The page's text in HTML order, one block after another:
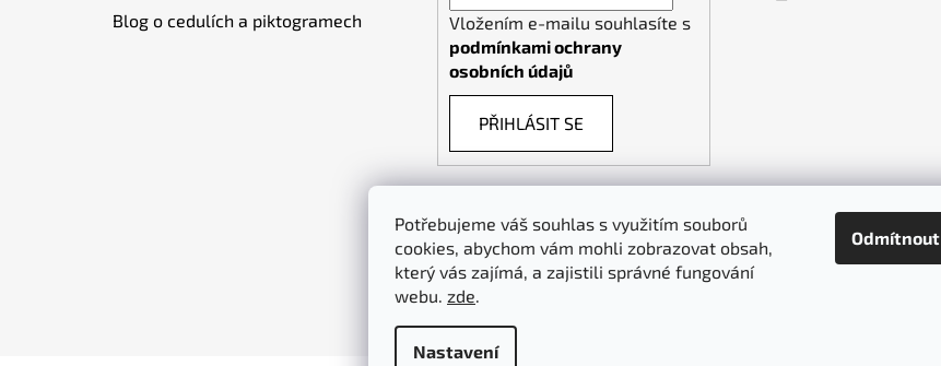
Potřebujeme váš souhlas s využitím souborů
cookies, abychom vám mohli zobrazovat obsah,
který vás zajímá, a zajistili správné fungování
webu. zde.
Nastavení
Odmítnout
Blog o cedulích a piktogramech
Vložením e-mailu souhlasíte s
podmínkami ochrany
osobních údajů
PŘIHLÁSIT SE
piktogramy-cedule.cz denex.cz